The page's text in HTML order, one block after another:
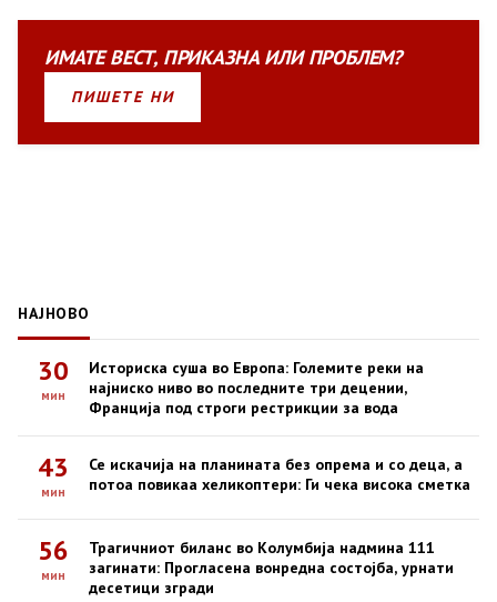
ИМАТЕВЕСТ, ПРИКАЗНАИЛИПРОБЛЕМ?
ПИШЕТЕ НИ
НАЈНОВО
30
мин
Историска суша во Европа: Големите реки на
најниско ниво во последните три децении,
Франција под строги рестрикции за вода
43
мин
Се искачија на планината без опрема и со деца, а
потоа повикаа хеликоптери: Ги чека висока сметка
56
мин
Трагичниот биланс во Колумбија надмина 111
загинати: Прогласена вонредна состојба, урнати
десетици згради